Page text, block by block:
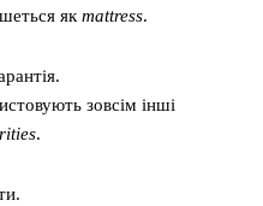
якmattress.
зовсім інші
.